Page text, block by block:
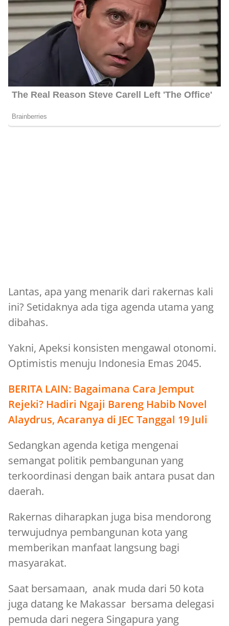
Lantas, apa yang menarik dari rakernas kali
ini? Setidaknya ada tiga agenda utama yang
dibahas.
Yakni, Apeksi konsisten mengawal otonomi.
Optimistis menuju Indonesia Emas 2045.
BERITA LAIN: Bagaimana Cara Jemput
Rejeki? Hadiri Ngaji Bareng Habib Novel
Alaydrus, Acaranya di JEC Tanggal 19 Juli
Sedangkan agenda ketiga mengenai
semangat politik pembangunan yang
terkoordinasi dengan baik antara pusat dan
daerah.
Rakernas diharapkan juga bisa mendorong
terwujudnya pembangunan kota yang
memberikan manfaat langsung bagi
masyarakat.
Saat bersamaan, anak muda dari 50 kota
juga datang ke Makassar bersama delegasi
pemuda dari negera Singapura yang